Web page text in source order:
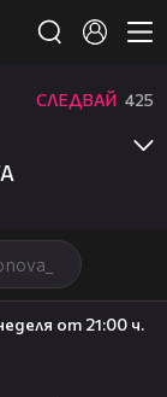
СЛЕДВАЙ 425
от 21:00 ч.